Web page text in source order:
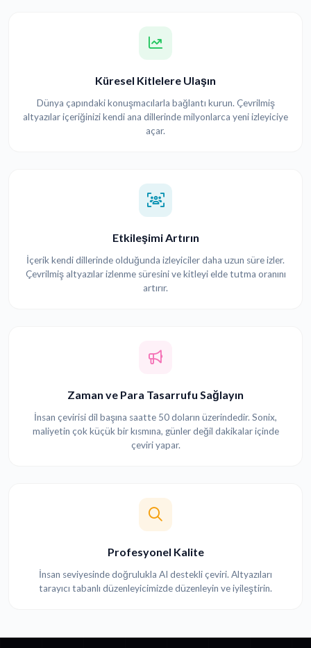
Küresel Kitlelere Ulaşın
Dünya çapındaki konuşmacılarla bağlantı kurun. Çevrilmiş
altyazılar içeriğinizi kendi ana dillerinde milyonlarca yeni izleyiciye
açar.
Etkileşimi Artırın
İçerik kendi dillerinde olduğunda izleyiciler daha uzun süre izler.
Çevrilmiş altyazılar izlenme süresini ve kitleyi elde tutma oranını
artırır.
Zaman ve Para Tasarrufu Sağlayın
İnsan çevirisi dil başına saatte 50 doların üzerindedir. Sonix,
maliyetin çok küçük bir kısmına, günler değil dakikalar içinde
çeviri yapar.
Profesyonel Kalite
İnsan seviyesinde doğrulukla AI destekli çeviri. Altyazıları
tarayıcı tabanlı düzenleyicimizde düzenleyin ve iyileştirin.